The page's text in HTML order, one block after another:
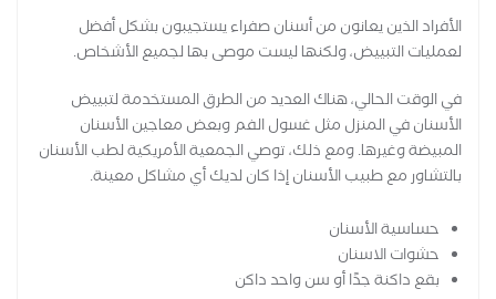
الأفراد الذين يعانون من أسنان صفراء يستجيبون بشكل أفضل
لعمليات التبييض، ولكنها ليست موصى بها لجميع الأشخاص.
في الوقت الحالي، هناك العديد من الطرق المستخدمة لتبييض
الأسنان في المنزل مثل غسول الفم وبعض معاجين الأسنان
المبيضة وغيرها. ومع ذلك، توصي الجمعية الأمريكية لطب الأسنان
بالتشاور مع طبيب الأسنان إذا كان لديك أي مشاكل معينة.
حساسية الأسنان
حشوات الاسنان
بقع داكنة جدًا أو سن واحد داكن